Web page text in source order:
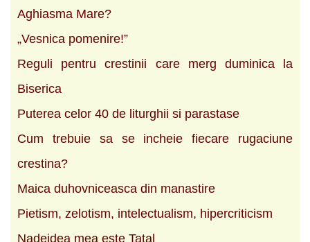
Aghiasma Mare?
„Vesnica pomenire!”
Reguli pentru crestinii care merg duminica la
Biserica
Puterea celor 40 de liturghii si parastase
Cum trebuie sa se incheie fiecare rugaciune
crestina?
Maica duhovniceasca din manastire
Pietism, zelotism, intelectualism, hipercriticism
Nadejdea mea este Tatal